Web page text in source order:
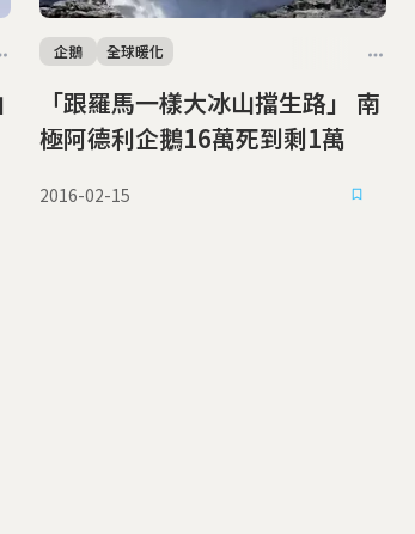
「跟羅馬一樣大冰山擋生路」 南
極阿德利企鵝16萬死到剩1萬
企鵝 全球暖化
2016-02-15